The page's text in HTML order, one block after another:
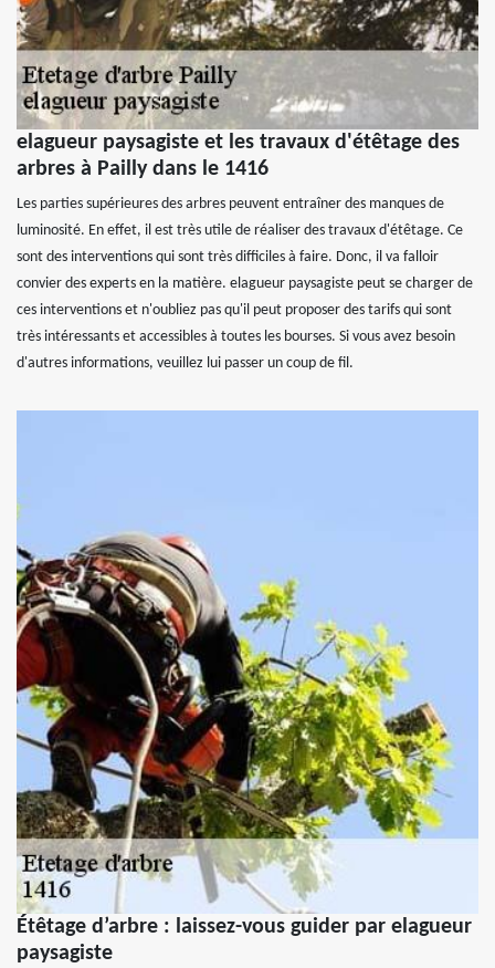
elagueur paysagiste et les travaux d'étêtage des
arbres à Pailly dans le 1416
Les parties supérieures des arbres peuvent entraîner des manques de
luminosité. En effet, il est très utile de réaliser des travaux d'étêtage. Ce
sont des interventions qui sont très difficiles à faire. Donc, il va falloir
convier des experts en la matière. elagueur paysagiste peut se charger de
ces interventions et n'oubliez pas qu'il peut proposer des tarifs qui sont
très intéressants et accessibles à toutes les bourses. Si vous avez besoin
d'autres informations, veuillez lui passer un coup de fil.
Étêtage d’arbre : laissez-vous guider par elagueur
paysagiste